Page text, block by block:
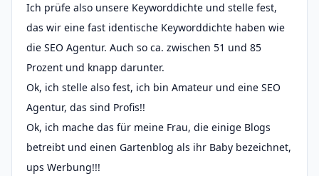
Ich prüfe also unsere Keyworddichte und stelle fest,
das wir eine fast identische Keyworddichte haben wie
die SEO Agentur. Auch so ca. zwischen 51 und 85
Prozent und knapp darunter.
Ok, ich stelle also fest, ich bin Amateur und eine SEO
Agentur, das sind Profis!!
Ok, ich mache das für meine Frau, die einige Blogs
betreibt und einen Gartenblog als ihr Baby bezeichnet,
ups Werbung!!!